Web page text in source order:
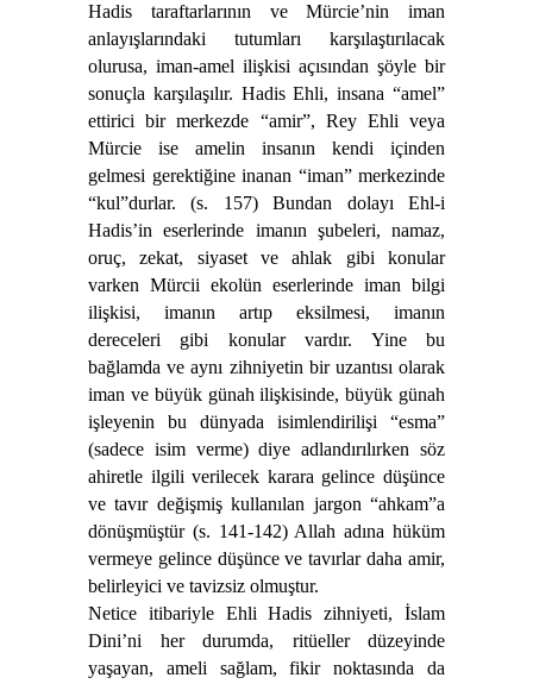
Hadis taraftarlarının ve Mürcie’nin iman
anlayışlarındaki tutumları karşılaştırılacak
olurusa, iman-amel ilişkisi açısından şöyle bir
sonuçla karşılaşılır. Hadis Ehli, insana “amel”
ettirici bir merkezde “amir”, Rey Ehli veya
Mürcie ise amelin insanın kendi içinden
gelmesi gerektiğine inanan “iman” merkezinde
“kul”durlar. (s. 157) Bundan dolayı Ehl-i
Hadis’in eserlerinde imanın şubeleri, namaz,
oruç, zekat, siyaset ve ahlak gibi konular
varken Mürcii ekolün eserlerinde iman bilgi
ilişkisi, imanın artıp eksilmesi, imanın
dereceleri gibi konular vardır. Yine bu
bağlamda ve aynı zihniyetin bir uzantısı olarak
iman ve büyük günah ilişkisinde, büyük günah
işleyenin bu dünyada isimlendirilişi “esma”
(sadece isim verme) diye adlandırılırken söz
ahiretle ilgili verilecek karara gelince düşünce
ve tavır değişmiş kullanılan jargon “ahkam”a
dönüşmüştür (s. 141-142) Allah adına hüküm
vermeye gelince düşünce ve tavırlar daha amir,
belirleyici ve tavizsiz olmuştur.
Netice itibariyle Ehli Hadis zihniyeti, İslam
Dini’ni her durumda, ritüeller düzeyinde
yaşayan, ameli sağlam, fikir noktasında da